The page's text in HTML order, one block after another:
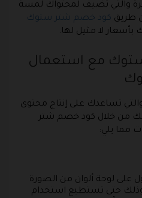
والتي تضيف لمحتواك لمسة
طريق كود خصم شتر ستوك
لا مثيل لها.
مع استعمال
تساعدك على إنتاج محتوى
من خلال كود خصم شتر
مما يلي:
لوحة ألوان من الصورة
حتى تستطيع استخدام